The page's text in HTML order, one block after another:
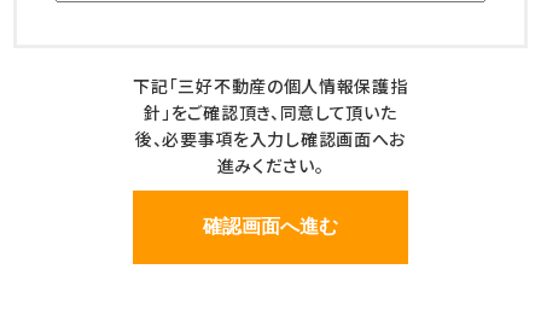
下記「三好不動産の個人情報保護指
針」をご確認頂き、同意して頂いた
後、必要事項を入力し確認画面へお
進みください。